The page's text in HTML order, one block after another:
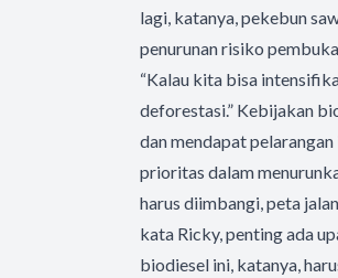
lagi, katanya, pekebun
penurunan risiko
“Kalau kita bisa
deforestasi.” Kebijakan
dan mendapat
prioritas dalam
harus diimbangi, peta
kata Ricky, penting ada
biodiesel ini, katanya,